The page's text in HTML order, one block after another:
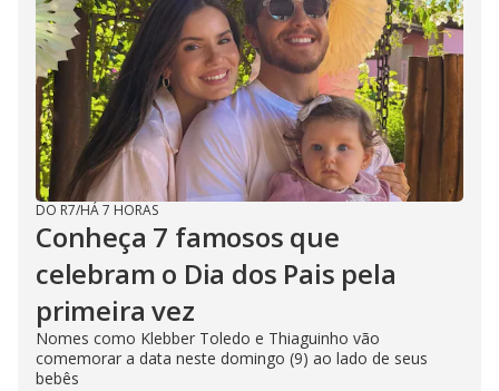
DO R7/HÁ 7 HORAS
Conheça 7 famosos que
celebram o Dia dos Pais pela
primeira vez
Nomes como Klebber Toledo e Thiaguinho vão
comemorar a data neste domingo (9) ao lado de seus
bebês